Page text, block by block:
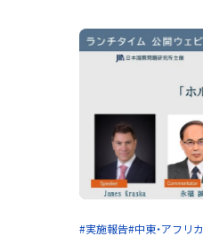
#実施報告#中東・アフリカ